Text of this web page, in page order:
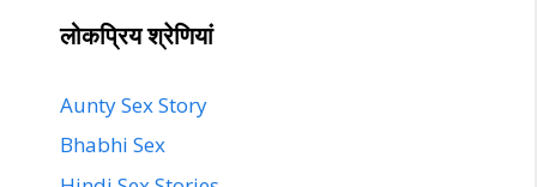
लोकप्रिय श्रेणियां
Aunty Sex Story
Bhabhi Sex